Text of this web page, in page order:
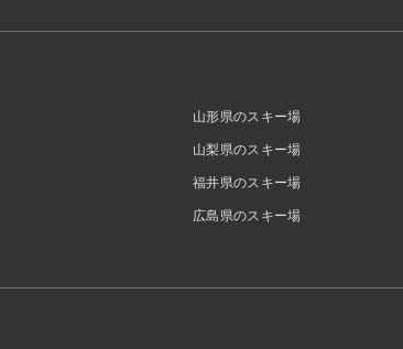
山形県のスキー場
山梨県のスキー場
福井県のスキー場
広島県のスキー場